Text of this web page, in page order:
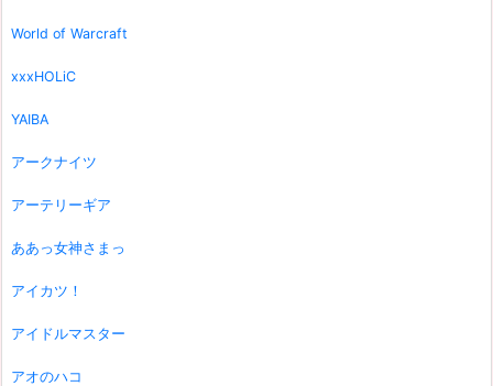
World of Warcraft
xxxHOLiC
YAIBA
アークナイツ
アーテリーギア
ああっ女神さまっ
アイカツ！
アイドルマスター
アオのハコ